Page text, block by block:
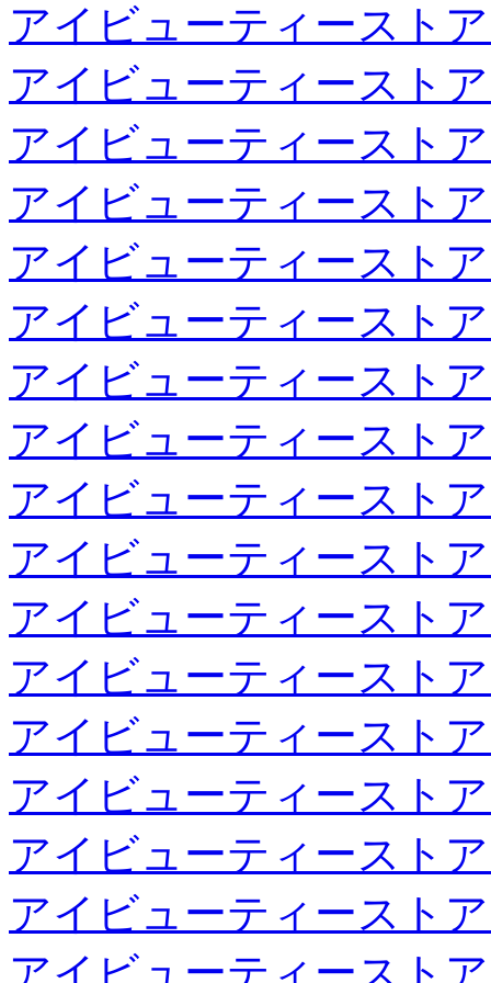
アイビューティースト
アイビューティースト
アイビューティースト
アイビューティースト
アイビューティースト
アイビューティースト
アイビューティースト
アイビューティースト
アイビューティースト
アイビューティースト
アイビューティースト
アイビューティースト
アイビューティースト
アイビューティースト
アイビューティースト
アイビューティースト
アイビューティースト